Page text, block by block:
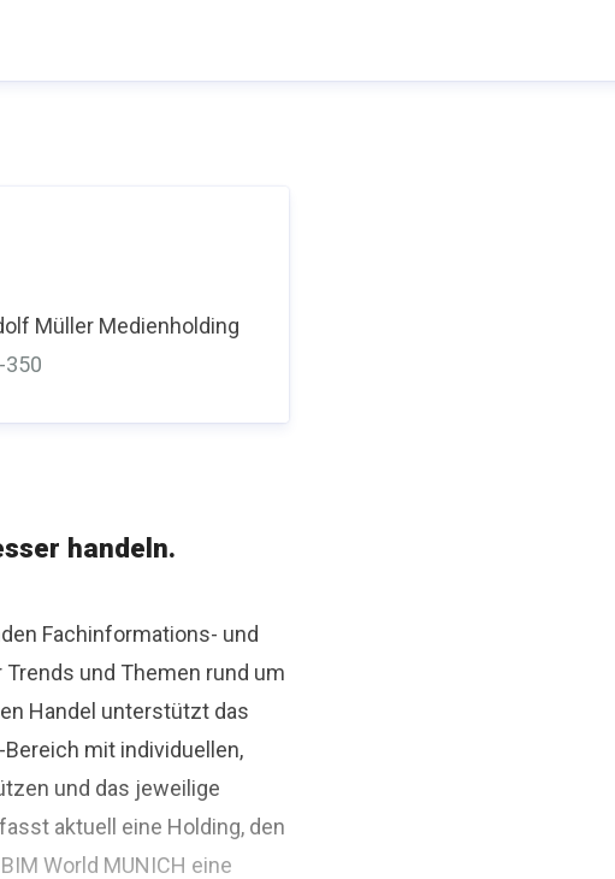
Müller Medienholding
350
handeln.
Fachinformations- und
und Themen rund um
Handel unterstützt das
mit individuellen,
und das jeweilige
aktuell eine Holding, den
World MUNICH eine